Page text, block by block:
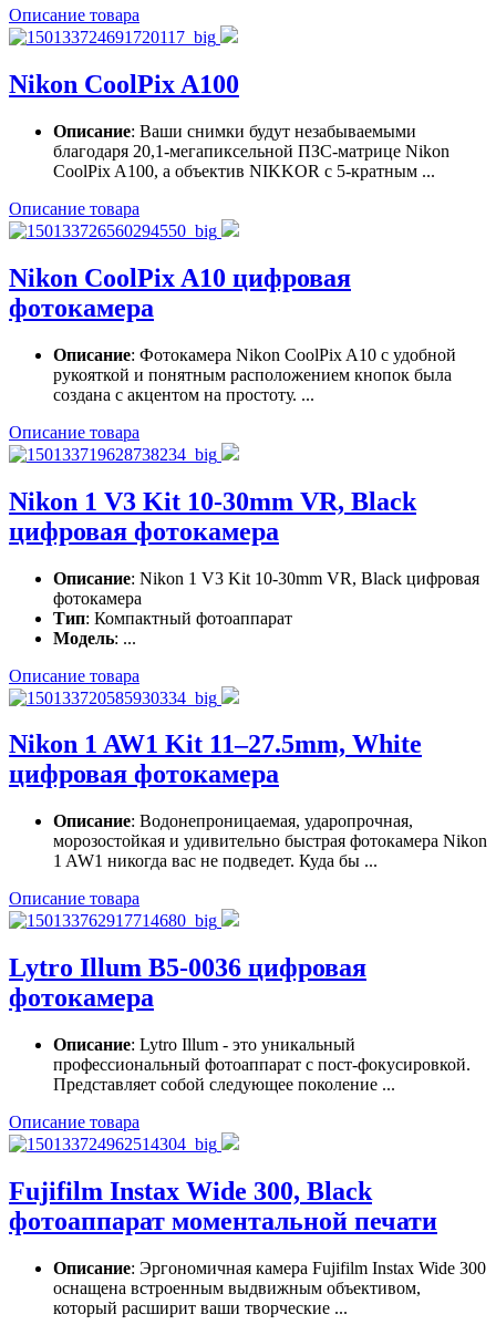
Описание товара
Nikon CoolPix A100
Описание: Ваши снимки будут незабываемыми
благодаря 20,1-мегапиксельной ПЗС-матрице Nikon
CoolPix A100, а объектив NIKKOR с 5-кратным ...
Описание товара
Nikon CoolPix A10 цифровая
фотокамера
Описание: Фотокамера Nikon CoolPix A10 с удобной
рукояткой и понятным расположением кнопок была
создана с акцентом на простоту. ...
Описание товара
Nikon 1 V3 Kit 10-30mm VR, Black
цифровая фотокамера
Описание: Nikon 1 V3 Kit 10-30mm VR, Black цифровая
фотокамера
Тип: Компактный фотоаппарат
Модель: ...
Описание товара
Nikon 1 AW1 Kit 11–27.5mm, White
цифровая фотокамера
Описание: Водонепроницаемая, ударопрочная,
морозостойкая и удивительно быстрая фотокамера Nikon
1 AW1 никогда вас не подведет. Куда бы ...
Описание товара
Lytro Illum B5-0036 цифровая
фотокамера
Описание: Lytro Illum - это уникальный
профессиональный фотоаппарат с пост-фокусировкой.
Представляет собой следующее поколение ...
Описание товара
Fujifilm Instax Wide 300, Black
фотоаппарат моментальной печати
Описание: Эргономичная камера Fujifilm Instax Wide 300
оснащена встроенным выдвижным объективом,
который расширит ваши творческие ...